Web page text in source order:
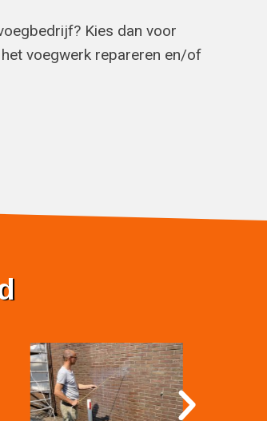
Kies dan voor
voegwerk repareren en/of